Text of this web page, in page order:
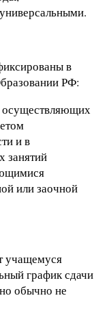
в
РФ:
осуществляющих
и в
занятий
или заочной
учащемуся
график сдачи
обычно не